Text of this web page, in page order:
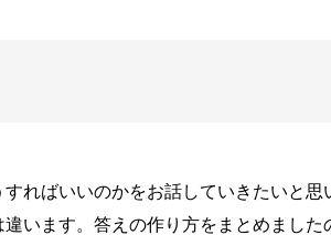
ればいいのかをお話していきたいと思
います。答えの作り方をまとめまし